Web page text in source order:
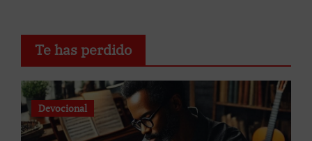
Te has perdido
Devocional